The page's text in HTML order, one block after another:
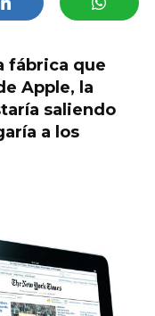
fábrica que
Apple, la
saliendo
a los